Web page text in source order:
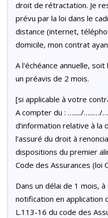
droit de rétractation. Je
prévu par la loi dans le
distance (internet,
domicile, mon contrat
A l'échéance annuelle,
un préavis de 2 mois.
[si applicable à votre
A compter du : …...../…...…/
d’information relative à la
l’assuré du droit à
dispositions du premier
Code des Assurances (loi
Dans un délai de 1 mois,
notification en application
L.113-16 du code des